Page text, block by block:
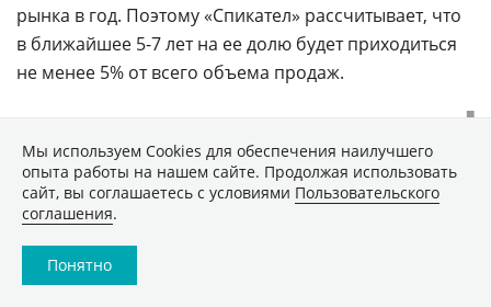
рынка в год. Поэтому «Спикател» рассчитывает, что
в ближайшее 5-7 лет на ее долю будет приходиться
не менее 5% от всего объема продаж.
■
ПОДЕЛИТЬСЯ
ПОДПИСАТЬСЯ НА НОВОСТИ
Мы используем Сookies для обеспечения наилучшего
опыта работы на нашем сайте. Продолжая использовать
сайт, вы соглашаетесь с условиями Пользовательского
соглашения.
Понятно